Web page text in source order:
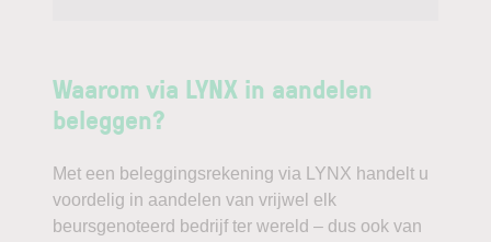
Waarom via LYNX in aandelen
beleggen?
Met een beleggingsrekening via LYNX handelt u
voordelig in aandelen van vrijwel elk
beursgenoteerd bedrijf ter wereld – dus ook van